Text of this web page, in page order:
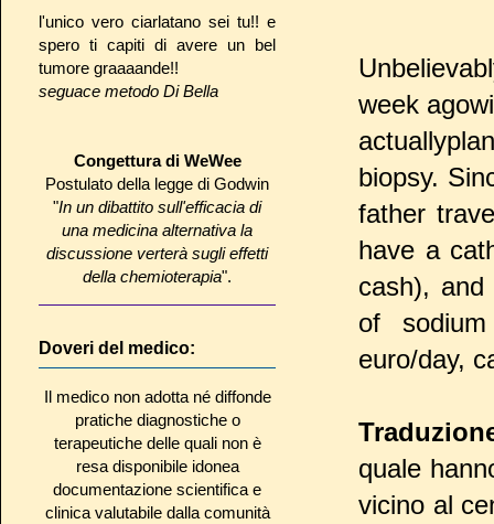
week
biopsy.
father
have a
cash), and
of
euro/day,
quale
vicino al
l'unico vero ciarlatano sei tu!! e
spero ti capiti di avere un bel
tumore graaaande!!
seguace metodo Di Bella
Congettura di WeWee
Postulato della legge di Godwin
"In un dibattito sull'efficacia di
una medicina alternativa la
discussione verterà sugli effetti
della chemioterapia".
Doveri del medico:
Il medico non adotta né diffonde
pratiche diagnostiche o
terapeutiche delle quali non è
resa disponibile idonea
documentazione scientifica e
clinica valutabile dalla comunità